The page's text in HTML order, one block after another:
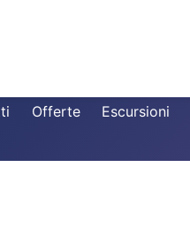
Offerte Escursioni